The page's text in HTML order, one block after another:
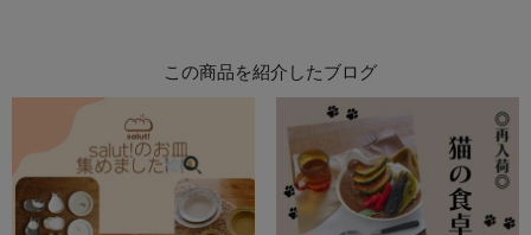
この商品を紹介したブログ